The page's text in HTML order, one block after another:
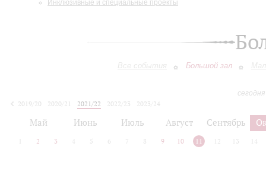
Инклюзивные и специальные проекты
Все события Большой зал
2019/20
2020/21 2021/22 2022/23
2023/24
Май Июнь Июль Август Сентябрь
2 3 4 5 6 7 8 9 10 11 12 13 14